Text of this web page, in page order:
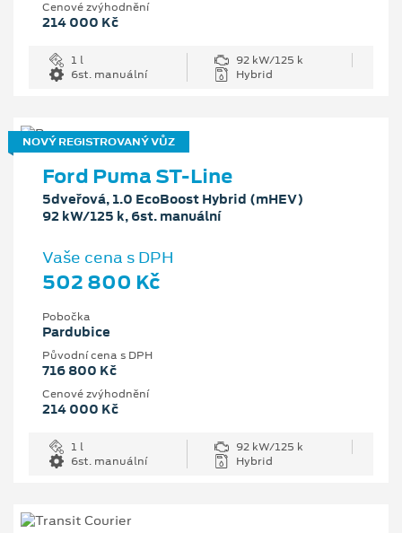
Cenové zvýhodnění
214 000 Kč
1 l
92 kW/125 k
6st. manuální
Hybrid
NOVÝ REGISTROVANÝ VŮZ
Ford Puma ST-Line
5dveřová, 1.0 EcoBoost Hybrid (mHEV)
92 kW/125 k, 6st. manuální
Vaše cena s DPH
502 800 Kč
Pobočka
Pardubice
Původní cena s DPH
716 800 Kč
Cenové zvýhodnění
214 000 Kč
1 l
92 kW/125 k
6st. manuální
Hybrid